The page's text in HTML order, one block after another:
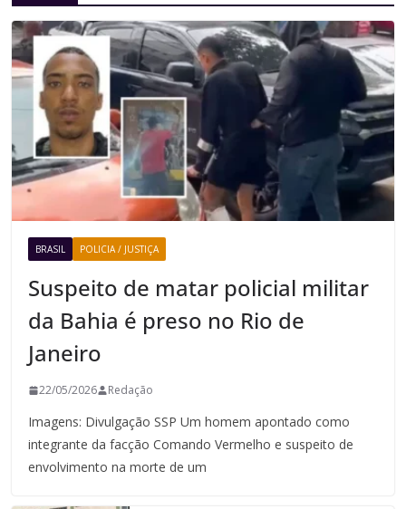
BRASIL POLICIA / JUSTIÇA
Suspeito de matar policial militar
da Bahia é preso no Rio de
Janeiro
22/05/2026 Redação
Imagens: Divulgação SSP Um homem apontado como
integrante da facção Comando Vermelho e suspeito de
envolvimento na morte de um